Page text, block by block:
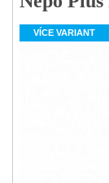
VÍCE VARIANT